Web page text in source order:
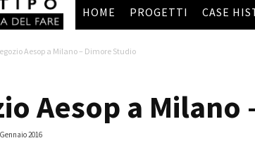
HOME PROGETTI CASE
Aesop a Milano – Dimore Studio
Aesop a
2016